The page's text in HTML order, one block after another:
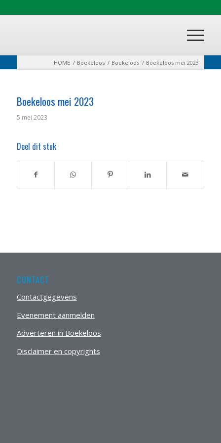
HOME / Boekeloos / Boekeloos / Boekeloos mei 2023
Boekeloos mei 2023
5 mei 2023
Deel dit stuk
CONTACT
Contactgegevens
Evenement aanmelden
Adverteren in Boekeloos
Disclaimer en copyrights